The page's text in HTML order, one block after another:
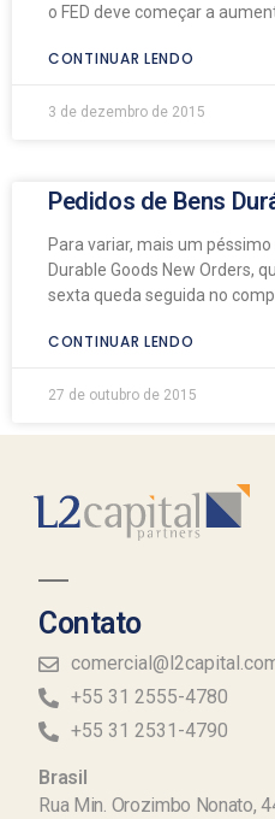
o FED deve começar a
CONTINUAR LENDO
3 de dezembro de 2015
Pedidos de Bens
Para variar, mais um
Durable Goods New Orders,
sexta queda seguida no
CONTINUAR LENDO
27 de outubro de 2015
Contato
+55 31 2555-4780
+55 31 2531-4790
Brasil
Rua Min. Orozimbo Nonato,